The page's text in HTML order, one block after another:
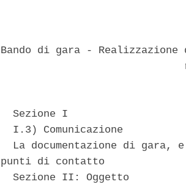
Bando di gara -
  Sezione I
  I.3) Comunicazione
La documentazione di gara,
punti di contatto
  Sezione II: Oggetto